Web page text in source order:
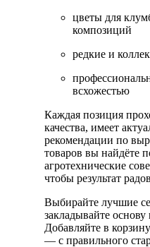
цветы для
композиций
редкие и
всхожестью
Каждая позиция
качества, имеет
рекомендации по
товаров вы найдёте
агротехнические
чтобы результат
Выбирайте лучшие
закладывайте
Добавляйте в
— с правильного